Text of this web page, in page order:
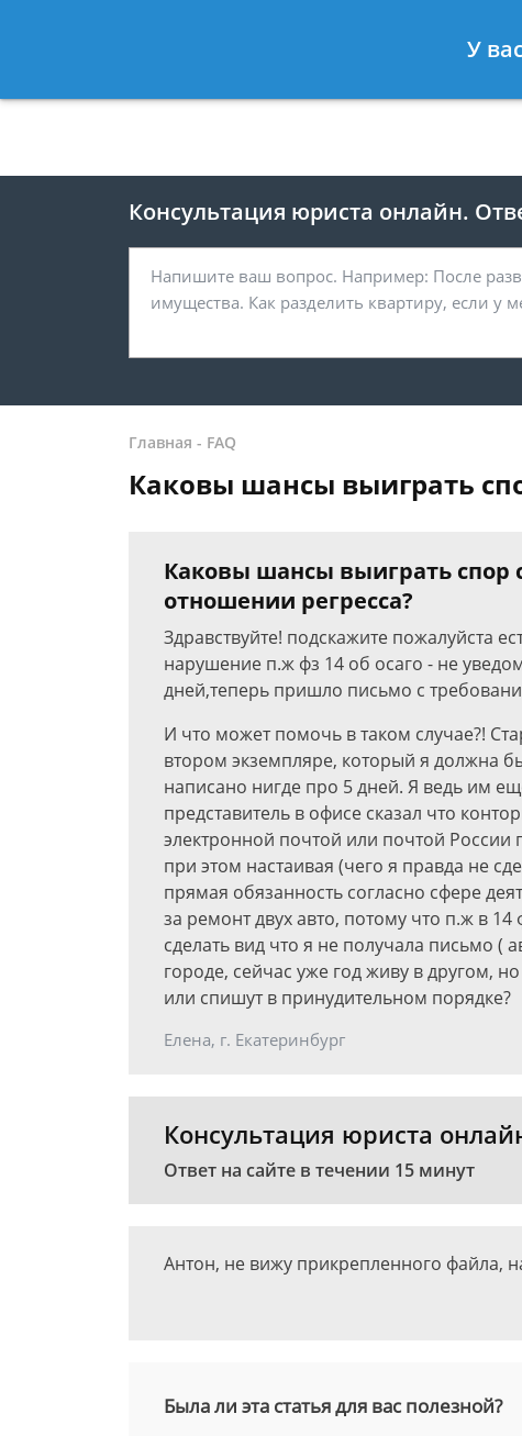
8 812 467-39-37
Консультация юриста онлайн.
Главная - FAQ
Каковы шансы выиграть
Каковы шансы выиграть спор
отношении регресса?
Здравствуйте! подскажите пожалуйста
нарушение п.ж фз 14 об осаго - не
дней,теперь пришло письмо с
И что может помочь в таком случае?!
втором экземпляре, который я должна
написано нигде про 5 дней. Я ведь им
представитель в офисе сказал что
электронной почтой или почтой
при этом настаивая (чего я правда не
прямая обязанность согласно сфере
за ремонт двух авто, потому что п.ж в
сделать вид что я не получала письмо (
городе, сейчас уже год живу в другом,
или спишут в принудительном порядке?
Елена, г. Екатеринбург
Консультация юриста
Ответ на сайте в течении 15 минут
Антон, не вижу прикрепленного файла,
Была ли эта статья для вас полезной?
У